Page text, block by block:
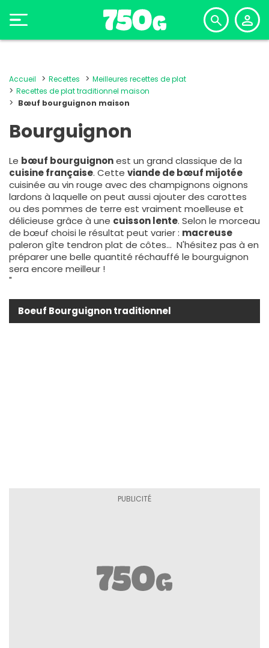
Accueil Recettes
Meilleures recettes de plat
Recettes de plat traditionnel maison
Bœuf bourguignon maison
Bourguignon
Le bœuf bourguignonest un grand classique de la
cuisine française. Cette viande de bœuf mijotée
cuisinée au vin rouge avec des champignons oignons
lardons à laquelle on peut aussi ajouter des carottes
ou des pommes de terre est vraiment moelleuse et
délicieuse grâce à une cuisson lente. Selon le morceau
de bœuf choisi le résultat peut varier : macreuse
paleron gîte tendron plat de côtes... N'hésitez pas à en
préparer une belle quantité réchauffé le bourguignon
sera encore meilleur !
"
Boeuf Bourguignon traditionnel